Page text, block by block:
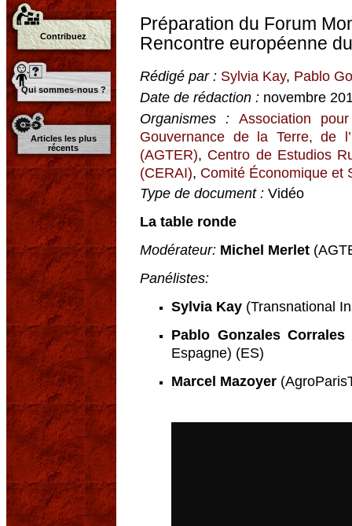
Contribuez
Qui sommes-nous ?
Articles les plus
récents
Préparation du Forum
Rencontre européenne
Rédigé par : Sylvia Kay, Pablo
Date de rédaction : novembre
Organismes : Association
Gouvernance de la Terre, de
(AGTER), Centro de Estudios
(CERAI), Comité Économique et
Type de document : Vidéo
La table ronde
Modérateur: Michel Merlet
Panélistes:
Sylvia Kay (Transnational
Pablo Gonzales Corrales
Espagne) (ES)
Marcel Mazoyer